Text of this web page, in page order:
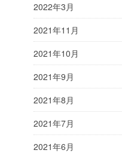
2022年3月
2021年11月
2021年10月
2021年9月
2021年8月
2021年7月
2021年6月